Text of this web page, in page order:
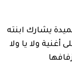
يشارك ابنته
أغنية ولا يا ولا